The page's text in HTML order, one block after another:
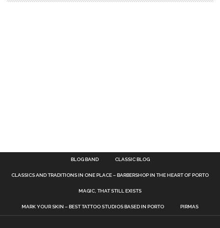
BLOG BAND CLASSIC BLOG
CLASSICS AND TRADITIONS IN ONE PLACE – BARBERSHOP IN THE HEART OF PORTO
MAGIC, THAT STILL EXISTS
MARK YOUR SKIN – BEST TATTOO STUDIOS BASED IN PORTO PIRMAS